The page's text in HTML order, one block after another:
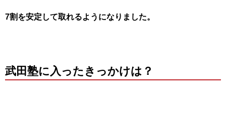
7割を安定して取れるようになりました。
武田塾に入ったきっかけは？